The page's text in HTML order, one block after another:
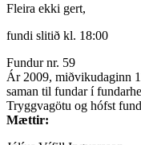
Fleira ekki gert,
fundi slitið kl. 18:00
Fundur nr. 59
Ár 2009, miðvikudaginn
saman til fundar í
Tryggvagötu og hófst
Mættir: